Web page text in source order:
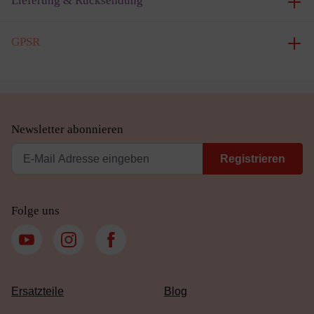
GPSR
Newsletter abonnieren
Registrieren
Folge uns
Ersatzteile Blog